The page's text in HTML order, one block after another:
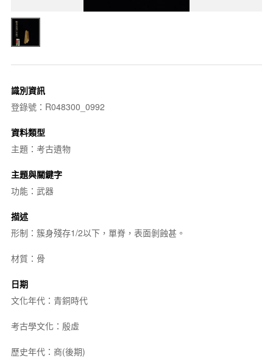
識別資訊
登錄號：R048300_0992
資料類型
主題：考古遺物
主題與關鍵字
功能：武器
描述
形制：簇身殘存1/2以下，單脊，表面剝蝕甚。
材質：骨
日期
文化年代：青銅時代
考古學文化：殷虛
歷史年代：商(後期)